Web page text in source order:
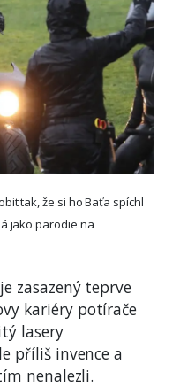
tak, že si ho Baťa spíchl
jako parodie na
zasazený teprve
kariéry potírače
lasery
příliš invence a
nenalezli.